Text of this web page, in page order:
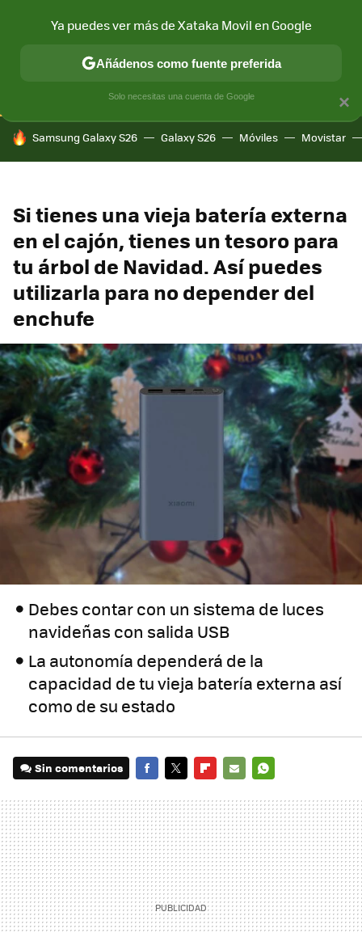
CONECTIVIDAD MÓVIL Y SOCIEDAD APLICACIONES
HOY SE HABLA DE
Samsung Galaxy S26 Galaxy S26 Móviles Movistar
Si tienes una vieja batería externa
en el cajón, tienes un tesoro para
tu árbol de Navidad. Así puedes
utilizarla para no depender del
enchufe
Debes contar con un sistema de luces
navideñas con salida USB
La autonomía dependerá de la
capacidad de tu vieja batería externa así
como de su estado
Sin comentarios
MAIL
×
Ya puedes ver más de Xataka Movil en Google
Añádenos como fuente preferida
Solo necesitas una cuenta de Google